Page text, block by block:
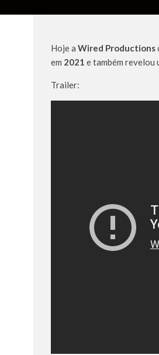
Hoje a Wired Productions
em 2021 e também revelou
Trailer: